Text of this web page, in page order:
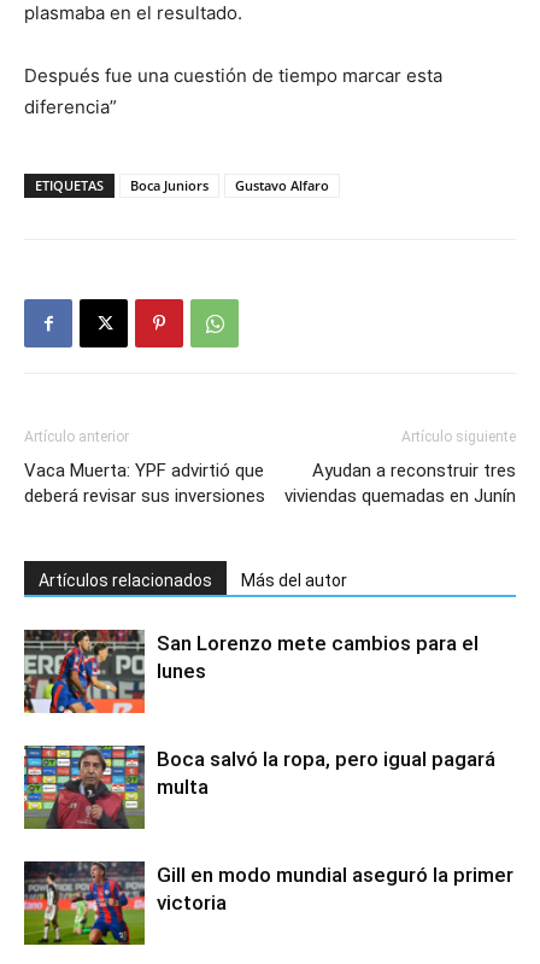
plasmaba en el resultado.
Después fue una cuestión de tiempo marcar esta
diferencia”
ETIQUETAS Boca Juniors Gustavo Alfaro
Artículo anterior
Vaca Muerta: YPF advirtió que
deberá revisar sus inversiones
Artículo siguiente
Ayudan a reconstruir tres
viviendas quemadas en Junín
Artículos relacionados Más del autor
San Lorenzo mete cambios para el
lunes
Boca salvó la ropa, pero igual pagará
multa
Gill en modo mundial aseguró la primer
victoria